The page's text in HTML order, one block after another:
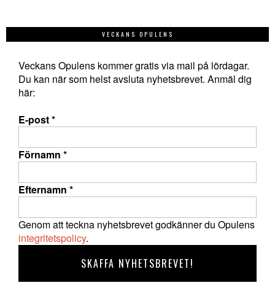
VECKANS OPULENS
Veckans Opulens kommer gratis via mail på lördagar.
Du kan när som helst avsluta nyhetsbrevet. Anmäl dig
här:
E-post*
Förnamn *
Efternamn *
Genom att teckna nyhetsbrevet godkänner du Opulens
integritetspolicy.